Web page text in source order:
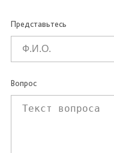
Представьтесь
Вопрос